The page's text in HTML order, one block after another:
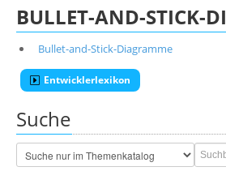
BULLET-AND-STICK-
Bullet-and-Stick-Diagramme
Entwicklerlexikon
Suche